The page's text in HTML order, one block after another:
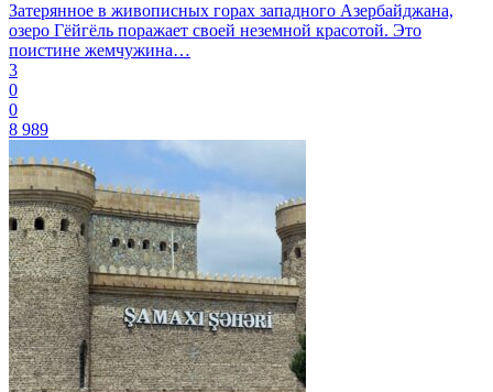
Затерянное в живописных горах западного Азербайджана,
озеро Гёйгёль поражает своей неземной красотой. Это
поистине жемчужина…
3
0
0
8 989